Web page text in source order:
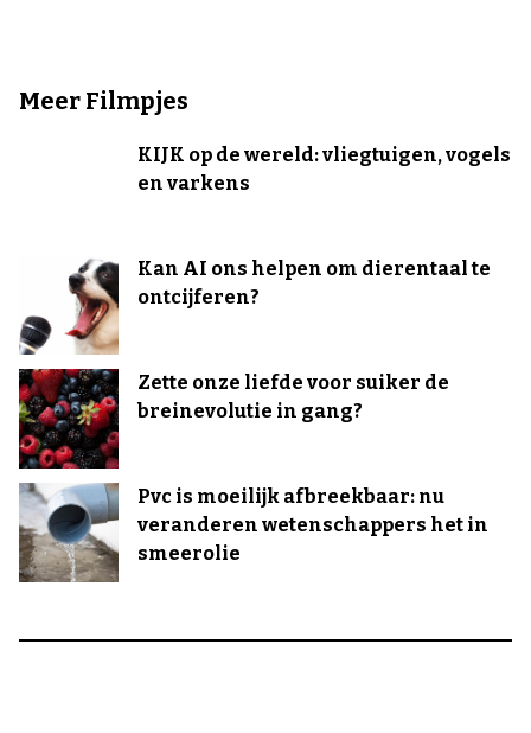
Meer Filmpjes
KIJK op de wereld: vliegtuigen, vogels
en varkens
Kan AI ons helpen om dierentaal te
ontcijferen?
Zette onze liefde voor suiker de
breinevolutie in gang?
Pvc is moeilijk afbreekbaar: nu
veranderen wetenschappers het in
smeerolie